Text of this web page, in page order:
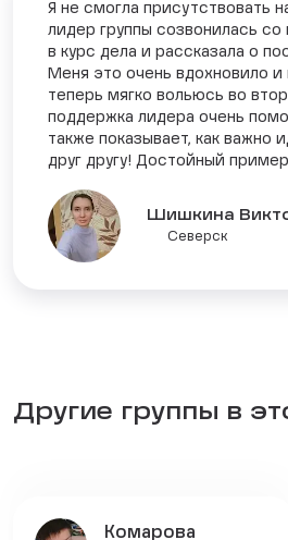
Я не смогла присутствовать
лидер группы созвонилась со
в курс дела и рассказала о
Меня это очень вдохновило и
теперь мягко вольюсь во
поддержка лидера очень
также показывает, как важно
друг другу! Достойный
Шишкина
Северск
Другие группы в
Комарова